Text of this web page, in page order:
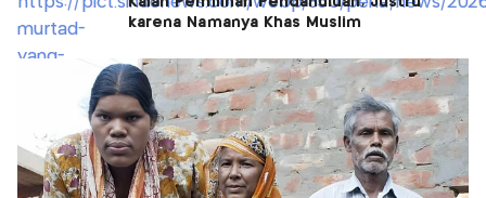
karena Namanya Khas Muslim